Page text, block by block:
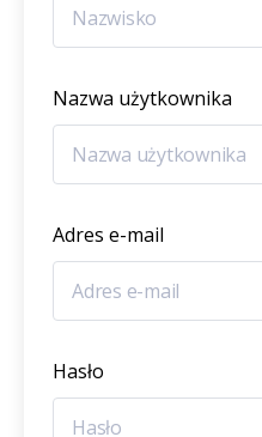
Nazwa użytkownika
Adres e-mail
Hasło